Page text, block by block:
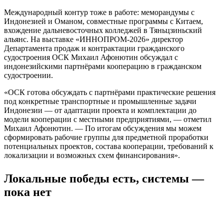
Международный контур тоже в работе: меморандумы с
Индонезией и Оманом, совместные программы с Китаем,
вхождение дальневосточных колледжей в Тяньцзиньский
альянс. На выставке «ИННОПРОМ-2026» директор
Департамента продаж и контрактации гражданского
судостроения ОСК Михаил Афонютин обсуждал с
индонезийскими партнёрами кооперацию в гражданском
судостроении.
«ОСК готова обсуждать с партнёрами практические решения
под конкретные транспортные и промышленные задачи
Индонезии — от адаптации проекта и комплектации до
модели кооперации с местными предприятиями, — отметил
Михаил Афонютин. — По итогам обсуждения мы можем
сформировать рабочие группы для предметной проработки
потенциальных проектов, состава кооперации, требований к
локализации и возможных схем финансирования».
Локальные победы есть, системы —
пока нет